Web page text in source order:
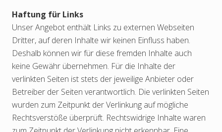
Haftung für Links
Unser Angebot enthält Links zu externen Webseiten
Dritter, auf deren Inhalte wir keinen Einfluss haben.
Deshalb können wir für diese fremden Inhalte auch
keine Gewähr übernehmen. Für die Inhalte der
verlinkten Seiten ist stets der jeweilige Anbieter oder
Betreiber der Seiten verantwortlich. Die verlinkten Seiten
wurden zum Zeitpunkt der Verlinkung auf mögliche
Rechtsverstöße überprüft. Rechtswidrige Inhalte waren